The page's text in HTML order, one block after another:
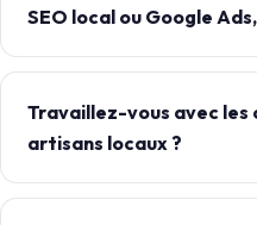
SEO local ou Google
Travaillez-vous avec les
artisans locaux ?